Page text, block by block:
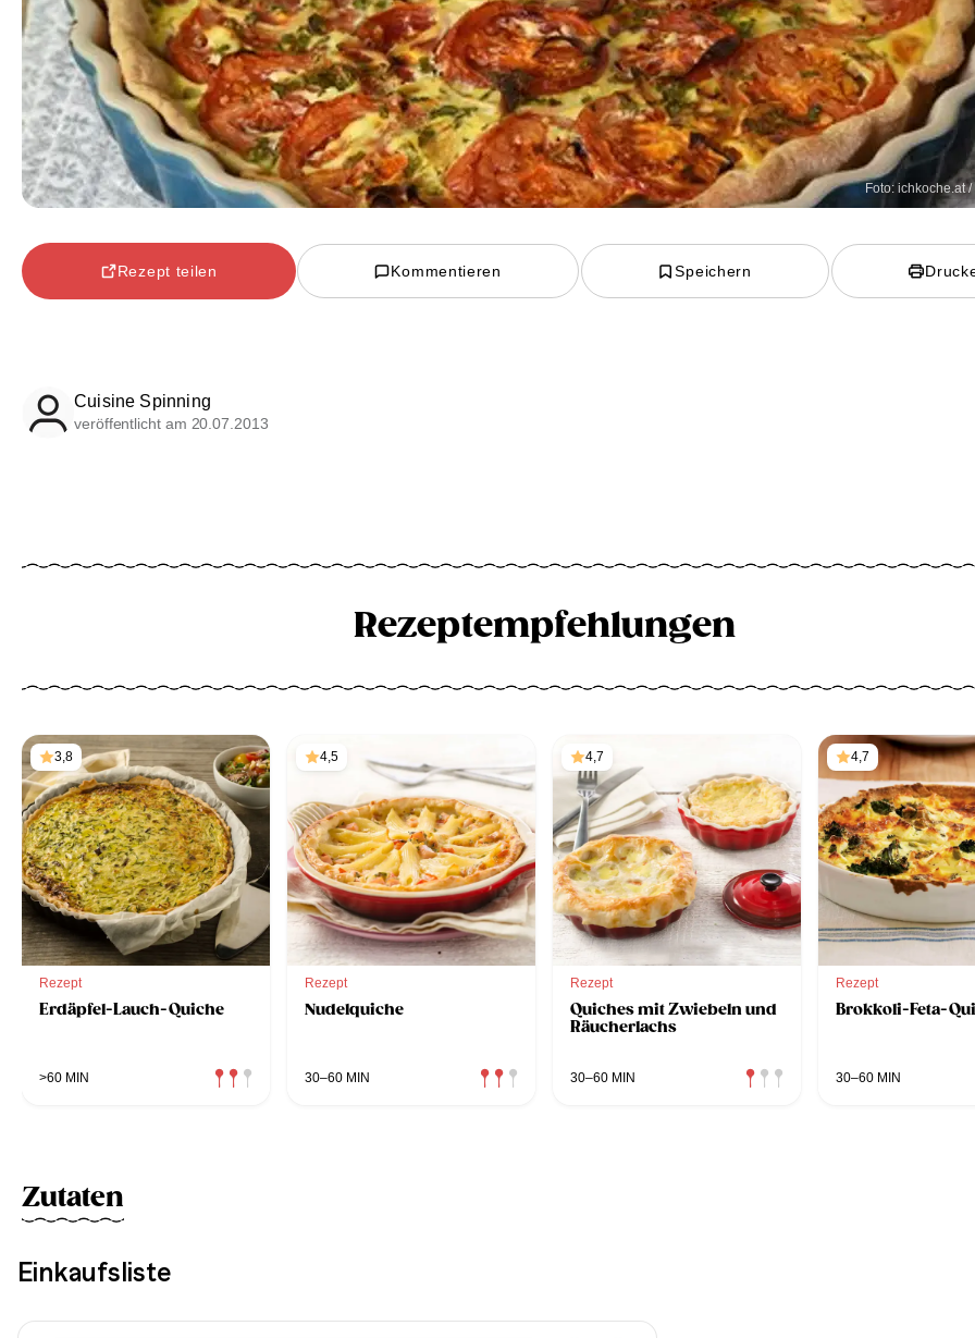
Foto: ichkoche.at
Rezept teilen Kommentieren Speichern
Cuisine Spinning
veröffentlicht am 20.07.2013
Rezeptempfehlungen
3,8
Rezept
Erdäpfel-Lauch-Quiche
>60 MIN
4,5
Rezept
Nudelquiche
30–60 MIN
4,7
Rezept
Quiches mit Zwiebeln und
Räucherlachs
30–60 MIN
4,7
Rezept
Brokkoli-Feta-
30–60 MIN
Zutaten